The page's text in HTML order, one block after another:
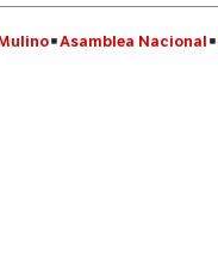
Asamblea Nacional